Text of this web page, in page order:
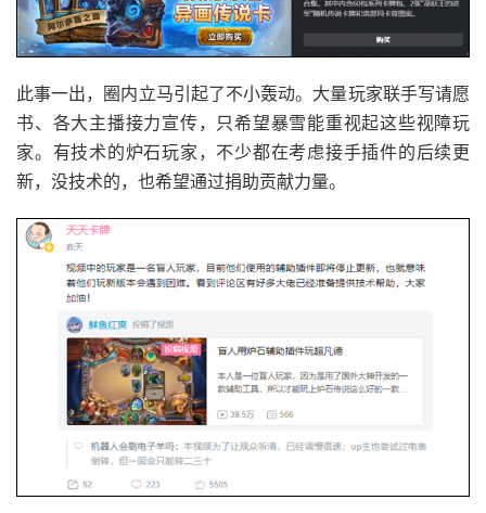
此事一出，圈内立马引起了不小轰动。大量玩家联手写请愿
书、各大主播接力宣传，只希望暴雪能重视起这些视障玩
家。有技术的炉石玩家，不少都在考虑接手插件的后续更
新，没技术的，也希望通过捐助贡献力量。